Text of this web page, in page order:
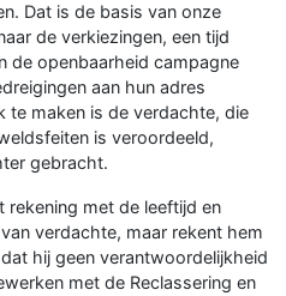
Dat is de basis van onze
de verkiezingen, een tijd
de openbaarheid campagne
aan hun adres
te maken is de verdachte, die
is veroordeeld,
gebracht.
rekening met de leeftijd en
verdachte, maar rekent hem
hij geen verantwoordelijkheid
met de Reclassering en